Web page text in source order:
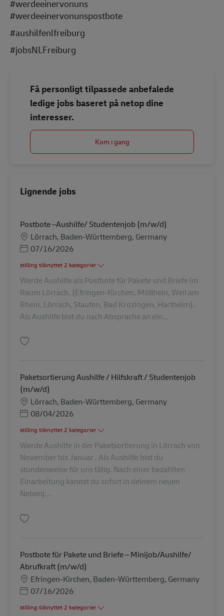
#werdeeinervonuns
#werdeeinervonunspostbote
#aushilfenlfreiburg
#jobsNLFreiburg
Få personligt tilpassede anbefalede
ledige jobs baseret på netop dine
interesser.
Kom i gang
Lignende jobs
Postbote –Aushilfe/ Studentenjob (m/w/d)
Lokation
Lörrach, Baden-Württemberg, Germany
Posted Date
07/16/2026
stilling tilknyttet 2 kategorier
Werde Aushilfe als Postbote für Pakete und Briefe im
Raum Lörrach. (Efringen-Kirchen, Müllhein, Weil am
Rhein, Lörrach, Staufen, Bad Krozingen, Hartheim).
Als Aushilfe bist du nach Absprache an ein...
Paketsortierung Aushilfe / Hilfskraft / Studentenjob
(m/w/d)
Lokation
Lörrach, Baden-Württemberg, Germany
Posted Date
08/04/2026
stilling tilknyttet 2 kategorier
Werde Aushilfe in der Paketsortierung in Lörrach von
November bis Januar . Als Aushilfe bist du
stundenweise für uns tätig. Nach einer bezahlten
Einarbeitung kannst du sofort in deinem neuen
Nebenj...
Postbote für Pakete und Briefe – Minijob/Aushilfe/
Abrufkraft (m/w/d)
Lokation
Efringen-Kirchen, Baden-Württemberg, Germany
Posted Date
07/16/2026
stilling tilknyttet 2 kategorier